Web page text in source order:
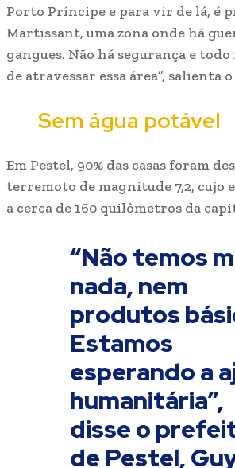
Porto Príncipe e para vir de lá, é
Martissant, uma zona onde há
gangues. Não há segurança e
de atravessar essa área”, salienta
Sem água potável
Em Pestel, 90% das casas foram
terremoto de magnitude 7,2, cujo
a cerca de 160 quilômetros da
“Não temos
nada, nem
produtos
Estamos
esperando a
humanitária”,
disse o
de Pestel,